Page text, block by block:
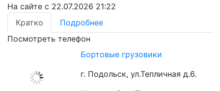
На сайте с 22.07.2026 21:22
Кратко
Подробнее
Посмотреть телефон
Бортовые грузовики
г. Подольск, ул.Тепличная д.6.